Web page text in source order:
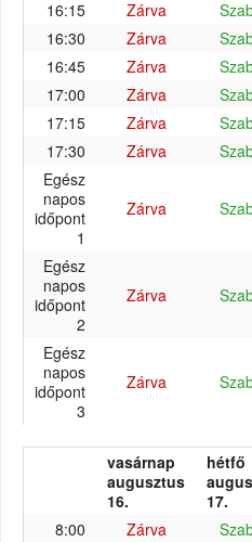
16:15
Zárva
16:30
Zárva
16:45
Zárva
17:00
Zárva
17:15
Zárva
17:30
Zárva
Egész
napos
időpont
1
Zárva
Egész
napos
időpont
2
Zárva
Egész
napos
időpont
3
Zárva
vasárnap
augusztus
16.
hétfő
17.
8:00
Zárva